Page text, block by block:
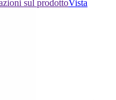
sul prodottoVista